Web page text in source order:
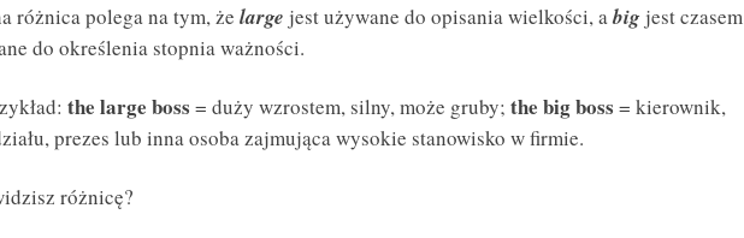
różnica polega na tym, że large jest używane do opisania wielkości, abig jest czasem
do określenia stopnia ważności.
the large boss = duży wzrostem, silny, może gruby; the big boss = kierownik,
prezes lub inna osoba zajmująca wysokie stanowisko w firmie.
różnicę?